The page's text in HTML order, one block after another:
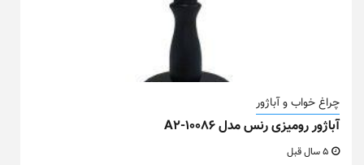
چراغ خواب و آباژور
آباژور رومیزی رنس مدل A2-10086